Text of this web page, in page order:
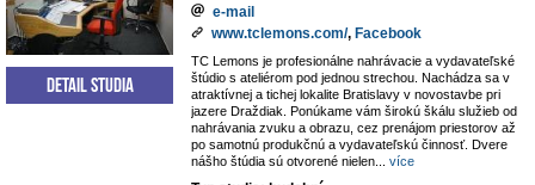
e-mail
www.tclemons.com/, Facebook
TC Lemons je profesionálne nahrávacie a vydavateľské
štúdio s ateliérom pod jednou strechou. Nachádza sa v
atraktívnej a tichej lokalite Bratislavy v novostavbe pri
jazere Draždiak. Ponúkame vám širokú škálu služieb od
nahrávania zvuku a obrazu, cez prenájom priestorov až
po samotnú produkčnú a vydavateľskú činnosť. Dvere
nášho štúdia sú otvorené nielen
více
Detail studia